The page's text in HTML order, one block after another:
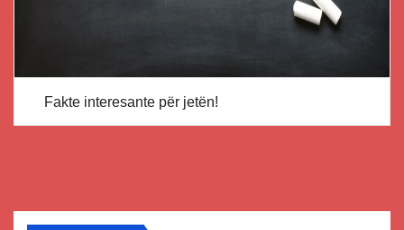
Fakte interesante për jetën!